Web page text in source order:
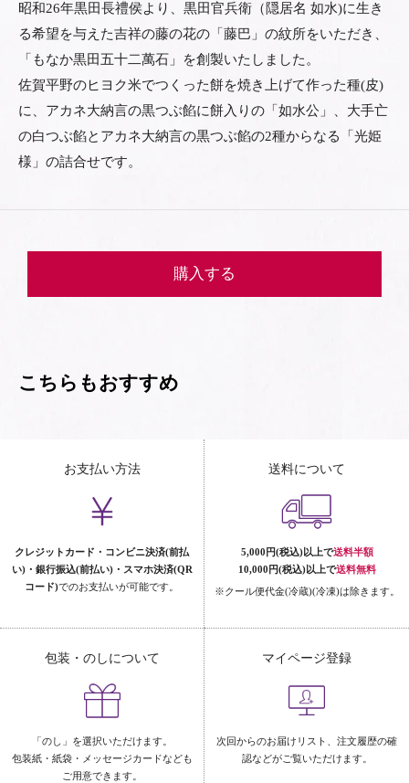
昭和26年黒田長禮侯より、黒田官兵衛（隠居名 如水)に生き
る希望を与えた吉祥の藤の花の「藤巴」の紋所をいただき、
「もなか黒田五十二萬石」を創製いたしました。
佐賀平野のヒヨク米でつくった餅を焼き上げて作った種(皮)
に、アカネ大納言の黒つぶ餡に餅入りの「如水公」、大手亡
の白つぶ餡とアカネ大納言の黒つぶ餡の2種からなる「光姫
様」の詰合せです。
購入する
こちらもおすすめ
お支払い方法
クレジットカード・コンビニ決済(前払
い)・銀行振込(前払い)・スマホ決済(QR
コード)でのお支払いが可能です。
送料について
5,000円(税込)以上で送料半額
10,000円(税込)以上で送料無料
※クール便代金(冷蔵)(冷凍)は除きます。
包装・のしについて
「のし」を選択いただけます。
包装紙・紙袋・メッセージカードなども
ご用意できます。
マイページ登録
次回からのお届けリスト、注文履歴の確
認などがご覧いただけます。